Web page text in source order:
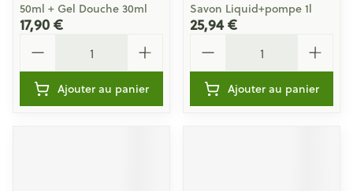
50ml + Gel Douche 30ml
17,90 €
Ajouter au panier
Savon Liquid+pompe 1l
25,94 €
Ajouter au panier